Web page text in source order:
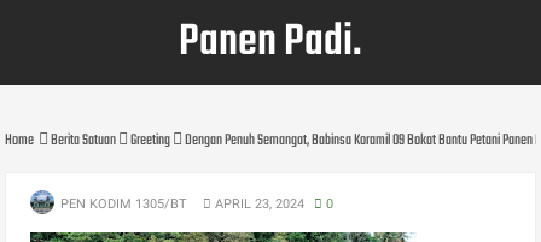
Panen Padi.
Home Berita Satuan Greeting Dengan Penuh Semangat, Babinsa Koramil 09 Bokat Bantu Petani Panen
PEN KODIM 1305/BT APRIL 23, 2024 0